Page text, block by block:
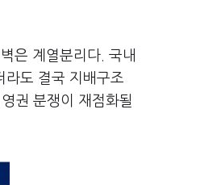
은 계열분리다. 국내
라도 결국 지배구조
권 분쟁이 재점화될